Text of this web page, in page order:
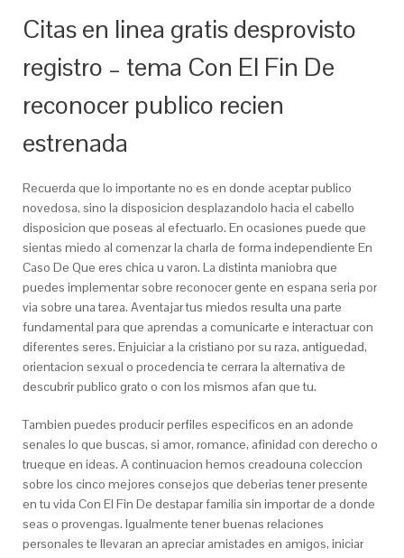
Citas en linea gratis desprovisto
registro – tema Con El Fin De
reconocer publico recien
estrenada
Recuerda que lo importante no es en donde aceptar publico
novedosa, sino la disposicion desplazandolo hacia el cabello
disposicion que poseas al efectuarlo. En ocasiones puede que
sientas miedo al comenzar la charla de forma independiente En
Caso De Que eres chica u varon. La distinta maniobra que
puedes implementar sobre reconocer gente en espana seri­a por
vi­a sobre una tarea. Aventajar tus miedos resulta una parte
fundamental para que aprendas a comunicarte e interactuar con
diferentes seres. Enjuiciar a la cristiano por su raza, antiguedad,
orientacion sexual o procedencia te cerrara la alternativa de
descubrir publico grato o con los mismos afan que tu.
Tambien puedes producir perfiles especificos en an adonde
senales lo que buscas, si amor, romance, afinidad con derecho o
trueque en ideas. A continuacion hemos creadouna coleccion
sobre los cinco mejores consejos que deberias tener presente
en tu vida Con El Fin De destapar familia sin importar de a donde
seas o provengas. Igualmente tener buenas relaciones
personales te llevaran an apreciar amistades en amigos, iniciar